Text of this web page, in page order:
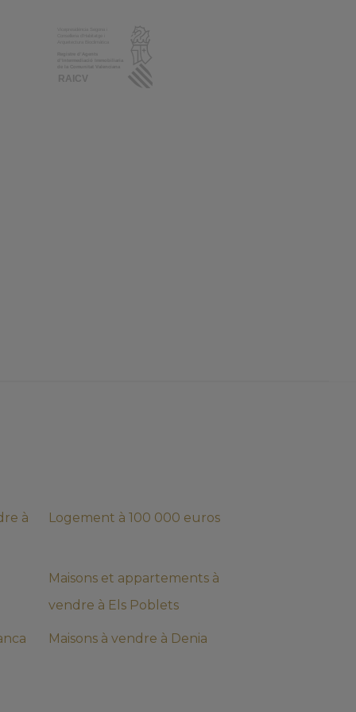
à Logement à 100 000 euros
Maisons et appartements à
vendre à Els Poblets
Maisons à vendre à Denia